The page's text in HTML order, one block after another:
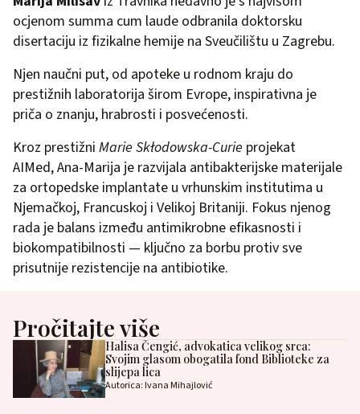
ocjenom summa cum laude odbranila doktorsku
disertaciju iz fizikalne hemije na Sveučilištu u Zagrebu.
Njen naučni put, od apoteke u rodnom kraju do
prestižnih laboratorija širom Evrope, inspirativna je
priča o znanju, hrabrosti i posvećenosti.
Kroz prestižni Marie Skłodowska-Curie projekat
AIMed, Ana-Marija je razvijala antibakterijske materijale
za ortopedske implantate u vrhunskim institutima u
Njemačkoj, Francuskoj i Velikoj Britaniji. Fokus njenog
rada je balans između antimikrobne efikasnosti i
biokompatibilnosti — ključno za borbu protiv sve
prisutnije rezistencije na antibiotike.
Pročitajte više
Halisa Čengić, advokatica velikog srca:
Svojim glasom obogatila fond Biblioteke za
slijepa lica
Autorica: Ivana Mihajlović